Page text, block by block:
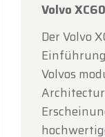
Volvo
Der Volvo
Volvos
den 15. August,
den 10. August,